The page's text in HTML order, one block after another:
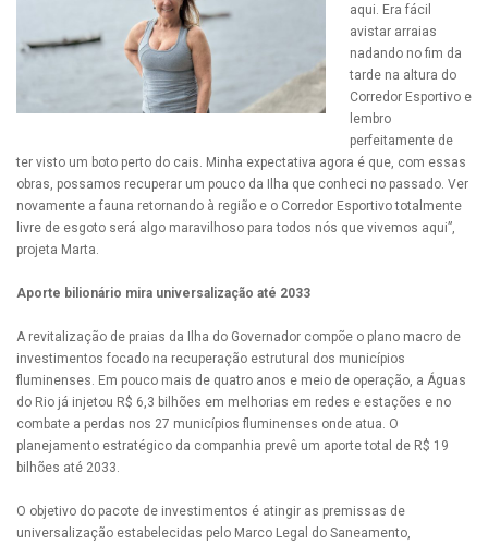
aqui. Era fácil
avistar arraias
nadando no fim da
tarde na altura do
Corredor Esportivo e
lembro
perfeitamente de
ter visto um boto perto do cais. Minha expectativa agora é que, com essas
obras, possamos recuperar um pouco da Ilha que conheci no passado. Ver
novamente a fauna retornando à região e o Corredor Esportivo totalmente
livre de esgoto será algo maravilhoso para todos nós que vivemos aqui”,
projeta Marta.
Aporte bilionário mira universalização até 2033
A revitalização de praias da Ilha do Governador compõe o plano macro de
investimentos focado na recuperação estrutural dos municípios
fluminenses. Em pouco mais de quatro anos e meio de operação, a Águas
do Rio já injetou R$ 6,3 bilhões em melhorias em redes e estações e no
combate a perdas nos 27 municípios fluminenses onde atua. O
planejamento estratégico da companhia prevê um aporte total de R$ 19
bilhões até 2033.
O objetivo do pacote de investimentos é atingir as premissas de
universalização estabelecidas pelo Marco Legal do Saneamento,